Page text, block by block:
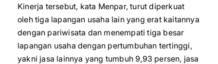
Kinerja tersebut, kata Menpar, turut diperkuat
oleh tiga lapangan usaha lain yang erat kaitannya
dengan pariwisata dan menempati tiga besar
lapangan usaha dengan pertumbuhan tertinggi,
yakni jasa lainnya yang tumbuh 9,93 persen, jasa